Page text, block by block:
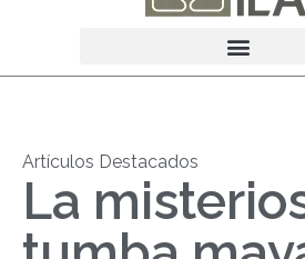
Artículos Destacados
La